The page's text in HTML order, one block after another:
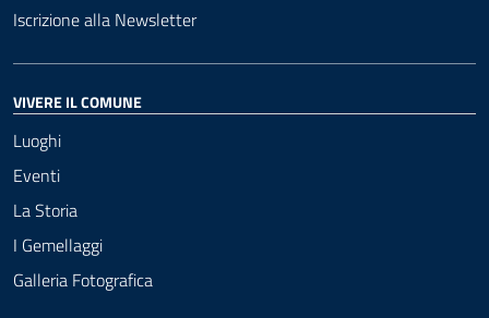
Iscrizione alla Newsletter
VIVERE IL COMUNE
Luoghi
Eventi
La Storia
I Gemellaggi
Galleria Fotografica